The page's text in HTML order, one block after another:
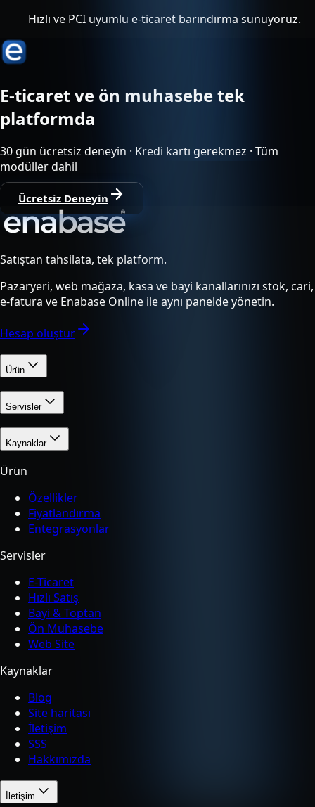
Hızlı ve PCI uyumlu e-ticaret barındırma sunuyoruz.
E-ticaret ve ön muhasebe tek
platformda
30 gün ücretsiz deneyin · Kredi kartı gerekmez · Tüm
modüller dahil
Ücretsiz Deneyin
Satıştan tahsilata, tek platform.
Pazaryeri, web mağaza, kasa ve bayi kanallarınızı stok, cari,
e-fatura ve Enabase Online ile aynı panelde yönetin.
Hesap oluştur
Ürün
Servisler
Kaynaklar
Ürün
Özellikler
Fiyatlandırma
Entegrasyonlar
Servisler
E-Ticaret
Hızlı Satış
Bayi & Toptan
Ön Muhasebe
Web Site
Kaynaklar
Blog
Site haritası
İletişim
SSS
Hakkımızda
İletişim